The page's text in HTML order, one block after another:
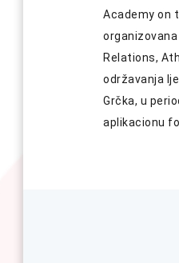
Academy on
Relations,
održavanja
Grčka, u
aplikacionu